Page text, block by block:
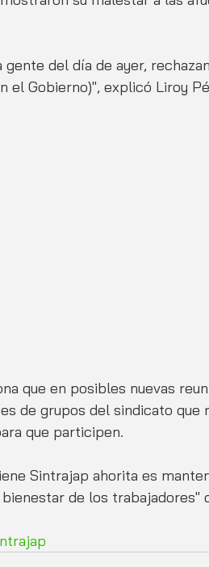
del día de ayer,
el Gobierno)", explicó Liroy
que en posibles nuevas
de grupos del sindicato que
que participen.
Sintrajap ahorita es
de los trabajadores"